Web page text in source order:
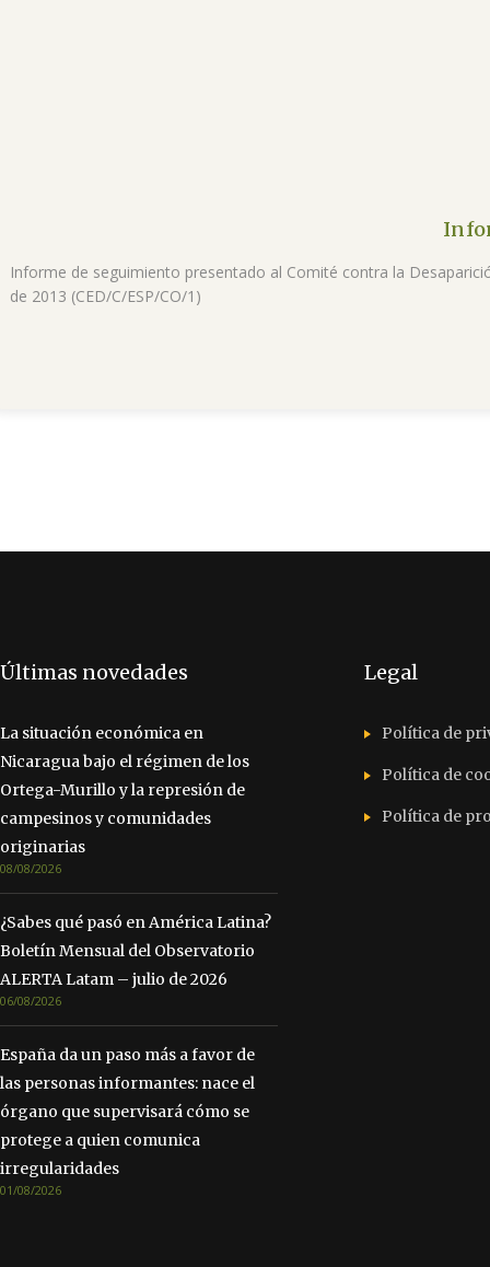
Informe de seguimiento presentado al Comité contra la
de 2013 (CED/C/ESP/CO/1)
Últimas novedades
La situación económica en
Nicaragua bajo el régimen de los
Ortega-Murillo y la represión de
campesinos y comunidades
originarias
08/08/2026
¿Sabes qué pasó en América Latina?
Boletín Mensual del Observatorio
ALERTA Latam – julio de 2026
06/08/2026
España da un paso más a favor de
las personas informantes: nace el
órgano que supervisará cómo se
protege a quien comunica
irregularidades
01/08/2026
Legal
Política de
Política de
Política de